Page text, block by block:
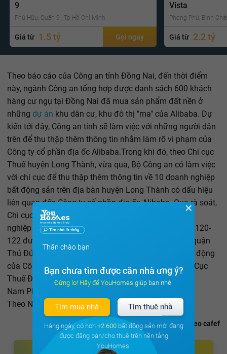
9
Phú Hữu, Quận 9 , Tp Hồ Chí Minh
Giá từ 1.5 tỷ Gọi ngay
Vista
Phong Phú, Bình
Giá từ 2.2 tỷ
Theo báo cáo của Công an tỉnh Đồng Nai, đến thời điểm
này, ngành Công an tổng hợp được danh sách 600 khách
hàng cư ngụ tại Đồng Nai đã mua sản phẩm đất nền ở
những dự án khu dân cư, khu đô thị "ma" của Alibaba. Dự
kiến tới đây, Công an tỉnh sẽ làm việc với những người dân
trên để thu thập thêm thông tin nhằm làm rõ vi phạm của
Công ty cổ phần địa ốc Alibaba.Trong khi đó, theo Chi cục
Thuế huyện Long Thành, vừa qua, Bộ Công an có làm việc
với chi cục để thu thập thêm thông tin về 10 doanh nghiệp
bất động sản trên địa bàn huyện Long Thành có dấu hiệu
liên quan đến Công ty cổ phần địa ốc Alibaba. Qua rà soát,
Chi cục Thuế huyện Long Thành phát hiện 10 doanh
nghiệp này đều có địa chỉ nhận thông báo thuế ở số 120-
122 đường Kha Vạn Cân, phường Hiệp Bình Chánh, quận
Thủ Đức (TP.Hồ Chí Minh). Địa chỉ trên là trụ sở hoạt động
của Công ty cổ phần địa ốc Alibaba. Chi cục đã báo Cục
Thuế Đồng Nai, công an để điều tra làm rõ.
Nam Phong
Theo Nhịp Sống Việt
Theo cafef
✕
Thân chào bạn
Bạn chưa tìm được căn nhà ưng ý?
Đừng lo! Hãy để YouHomes giúp bạn nhé.
Tìm mua nhà Tìm thuê nhà
Hàng ngày, có hơn +2.600bất động sản mới đang
được đăng bán/cho thuê trên nền tảng
YouHomes.